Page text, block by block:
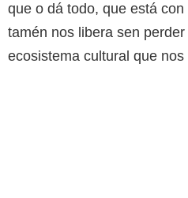
que o dá todo, que está
tamén nos libera sen
ecosistema cultural que nos